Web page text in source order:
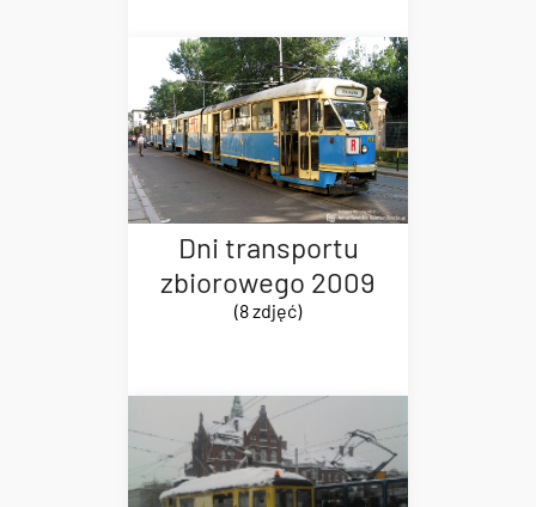
Dni transportu
zbiorowego 2009
(8 zdjęć)